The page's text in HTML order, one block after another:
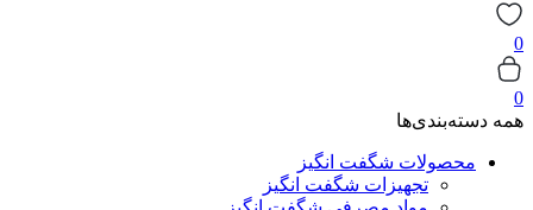
0
0
همه دسته‌بندی‌ها
محصولات شگفت انگیز
تجهیزات شگفت انگیز